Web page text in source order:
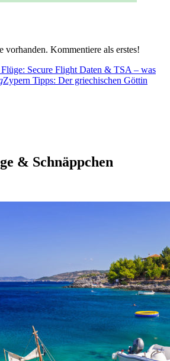
vorhanden. Kommentiere als erstes!
Secure Flight Daten & TSA – was
Zypern Tipps: Der griechischen Göttin
& Schnäppchen